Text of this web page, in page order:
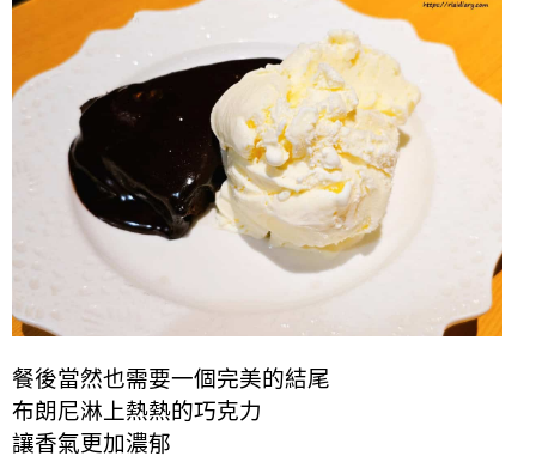
餐後當然也需要一個完美的結尾
布朗尼淋上熱熱的巧克力
讓香氣更加濃郁